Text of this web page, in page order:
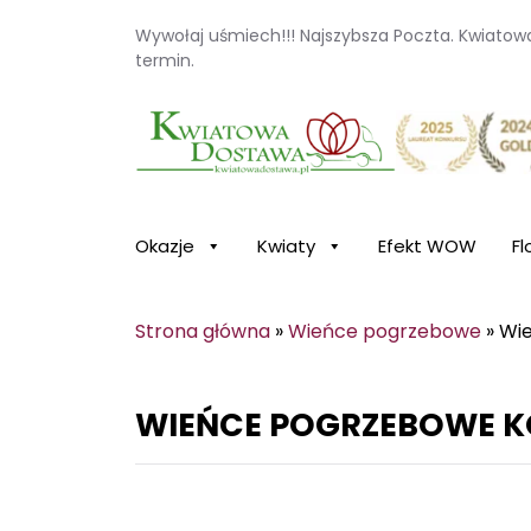
Wywołaj uśmiech!!! Najszybsza Poczta.
termin.
Kwiaciarnia internetowa Kwiatowa
Okazje Kwiaty Efekt WOW
Strona główna »Wieńce pogrzebowe »
WIEŃCE POGRZEBOWE